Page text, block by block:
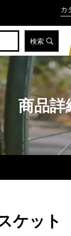
カ
検索
商品詳
ケット